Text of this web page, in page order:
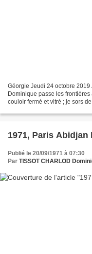
Géorgie Jeudi 24 octobre
Dominique passe les
couloir fermé et vitré ; je sors
1971, Paris Abidjan
Publié le 20/09/1971 à 07:30
Par TISSOT CHARLOD